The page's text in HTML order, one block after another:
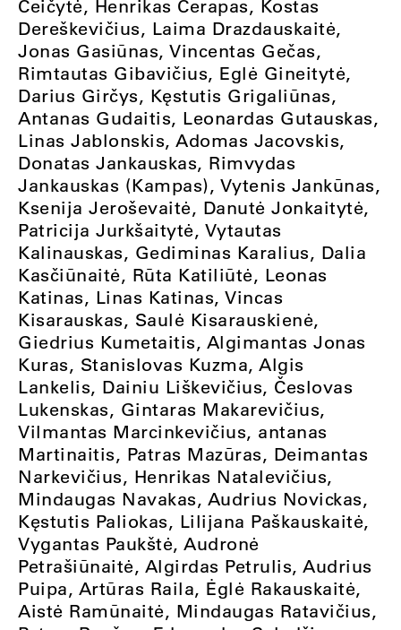
Čeičytė, Henrikas Čerapas, Kostas
Dereškevičius, Laima Drazdauskaitė,
Jonas Gasiūnas, Vincentas Gečas,
Rimtautas Gibavičius, Eglė Gineitytė,
Darius Girčys, Kęstutis Grigaliūnas,
Antanas Gudaitis, Leonardas Gutauskas,
Linas Jablonskis, Adomas Jacovskis,
Donatas Jankauskas, Rimvydas
Jankauskas (Kampas), Vytenis Jankūnas,
Ksenija Jeroševaitė, Danutė Jonkaitytė,
Patricija Jurkšaitytė, Vytautas
Kalinauskas, Gediminas Karalius, Dalia
Kasčiūnaitė, Rūta Katiliūtė, Leonas
Katinas, Linas Katinas, Vincas
Kisarauskas, Saulė Kisarauskienė,
Giedrius Kumetaitis, Algimantas Jonas
Kuras, Stanislovas Kuzma, Algis
Lankelis, Dainiu Liškevičius, Česlovas
Lukenskas, Gintaras Makarevičius,
Vilmantas Marcinkevičius, antanas
Martinaitis, Patras Mazūras, Deimantas
Narkevičius, Henrikas Natalevičius,
Mindaugas Navakas, Audrius Novickas,
Kęstutis Paliokas, Lilijana Paškauskaitė,
Vygantas Paukštė, Audronė
Petrašiūnaitė, Algirdas Petrulis, Audrius
Puipa, Artūras Raila, Ėglė Rakauskaitė,
Aistė Ramūnaitė, Mindaugas Ratavičius,